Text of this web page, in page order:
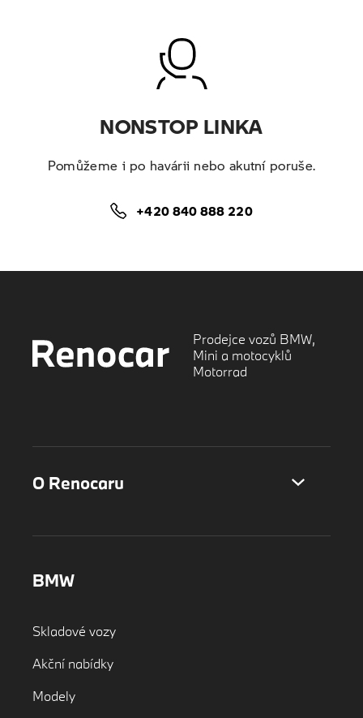
NONSTOP LINKA
Pomůžeme i po havárii nebo akutní poruše.
+420 840 888 220
Prodejce vozů BMW,
Mini a motocyklů
Motorrad
O Renocaru
BMW
Skladové vozy
Akční nabídky
Modely